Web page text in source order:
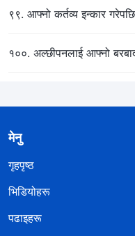
९९. आफ्नो कर्तव्य इन्कार
१००. अल्छीपनलाई आफ्नो
मेनु
गृहपृष्ठ
भिडियोहरू
पढाइहरू